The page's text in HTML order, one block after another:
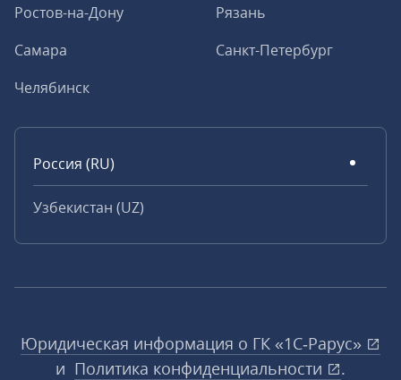
Ростов-на-Дону
Рязань
Самара
Санкт-Петербург
Челябинск
Россия (RU)
Узбекистан (UZ)
Юридическая информация о ГК «1С‑Рарус»
и Политика конфиденциальности
.